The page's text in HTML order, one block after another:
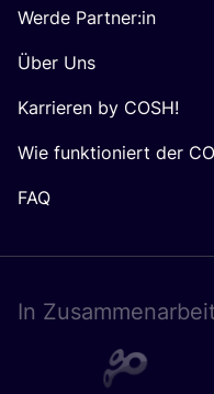
Werde Partner:in
Über Uns
Karrieren by COSH!
Wie funktioniert der
FAQ
In